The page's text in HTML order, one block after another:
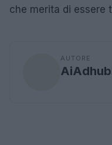
che merita di essere
AUTORE